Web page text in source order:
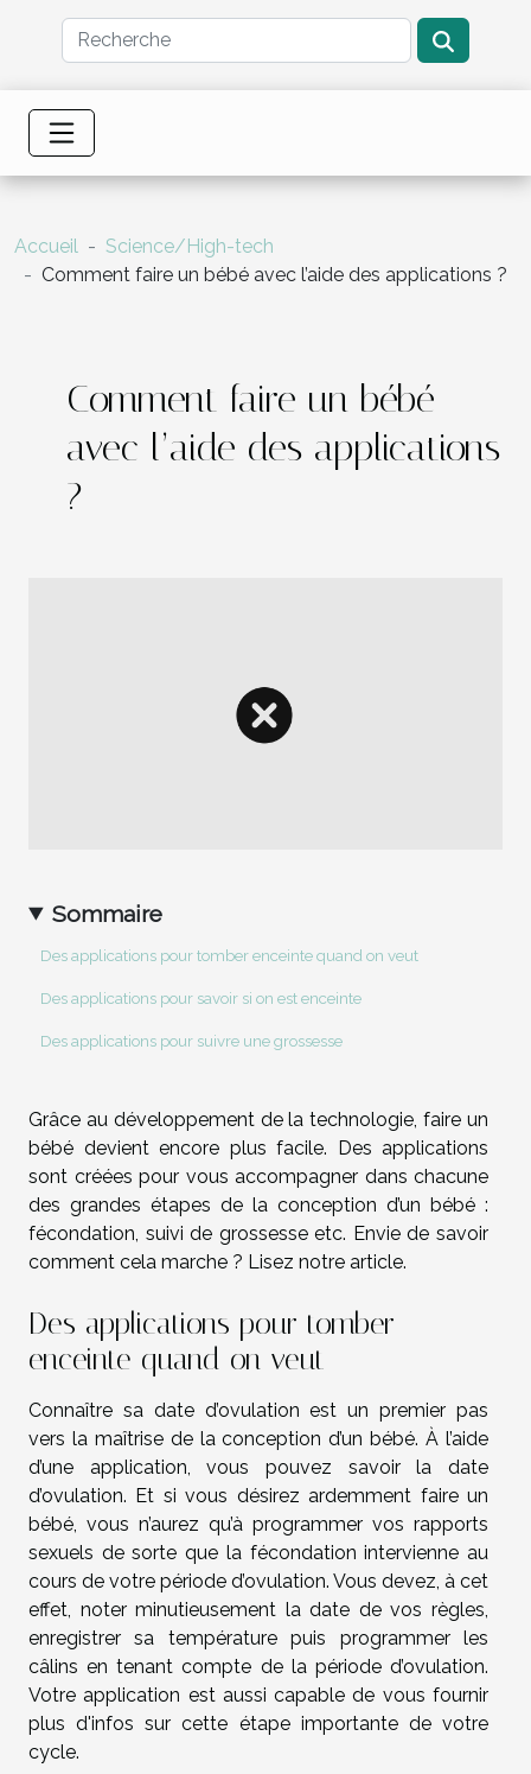
Accueil
Science/High-tech
Comment faire un bébé avec l’aide des applications ?
Comment faire un bébé
avec l’aide des applications
?
Sommaire
Des applications pour tomber enceinte quand on veut
Des applications pour savoir si on est enceinte
Des applications pour suivre une grossesse
Grâce au développement de la technologie, faire un
bébé devient encore plus facile. Des applications
sont créées pour vous accompagner dans chacune
des grandes étapes de la conception d’un bébé :
fécondation, suivi de grossesse etc. Envie de savoir
comment cela marche ? Lisez notre article.
Des applications pour tomber
enceinte quand on veut
Connaître sa date d’ovulation est un premier pas
vers la maîtrise de la conception d’un bébé. À l’aide
d’une application, vous pouvez savoir la date
d’ovulation. Et si vous désirez ardemment faire un
bébé, vous n’aurez qu’à programmer vos rapports
sexuels de sorte que la fécondation intervienne au
cours de votre période d’ovulation. Vous devez, à cet
effet, noter minutieusement la date de vos règles,
enregistrer sa température puis programmer les
câlins en tenant compte de la période d’ovulation.
Votre application est aussi capable de vous fournir
plus d'infos sur cette étape importante de votre
cycle.